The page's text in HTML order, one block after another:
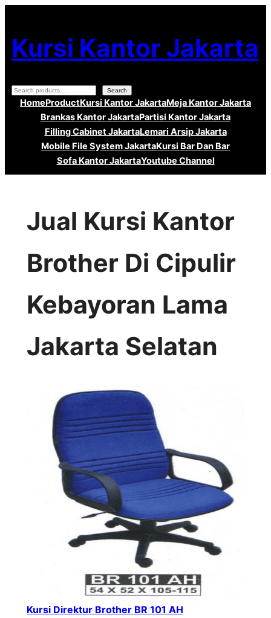
ke
konten
Kursi Kantor Jakarta
Search Search
HomeProductKursi Kantor JakartaMeja Kantor Jakarta
Brankas Kantor JakartaPartisi Kantor Jakarta
Filling Cabinet JakartaLemari Arsip Jakarta
Mobile File System JakartaKursi Bar Dan Bar
Sofa Kantor JakartaYoutube Channel
Jual Kursi Kantor
Brother Di Cipulir
Kebayoran Lama
Jakarta Selatan
Kursi Direktur Brother BR 101 AH